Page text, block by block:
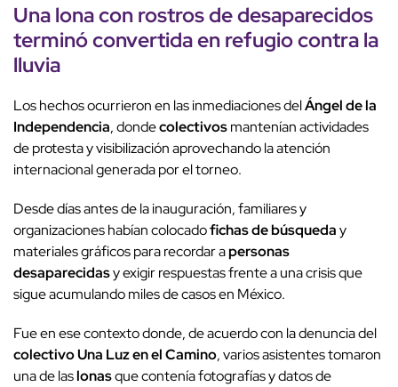
Unalona con rostrosde desaparecidos
terminó convertida en refugio contra la
lluvia
Los hechos ocurrieron en las inmediaciones delÁngel de la
Independencia, dondecolectivosmantenían actividades
de protesta y visibilización aprovechando la atención
internacional generada por el torneo.
Desde días antes de la inauguración, familiares y
organizaciones habían colocadofichas de búsqueday
materiales gráficos para recordar apersonas
desaparecidasy exigir respuestas frente a una crisis que
sigue acumulando miles de casos en México.
Fue en ese contexto donde, de acuerdo con la denuncia del
colectivo Una Luz en el Camino, varios asistentes tomaron
una de laslonasque contenía fotografías y datos de